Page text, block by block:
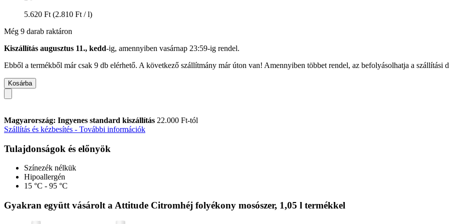
5.620 Ft (2.810 Ft / l)
Még 9 darab raktáron
Kiszállítás augusztus 11., kedd-ig, amennyiben vasárnap 23:59-ig rendel.
Ebből a termékből már csak 9 db elérhető. A következő szállítmány már úton van! Amennyiben többet rendel, az befolyásolhatja a szállítási
Kosárba
Magyarország: Ingyenes standard kiszállítás 22.000 Ft-tól
Szállítás és kézbesítés - További információk
Tulajdonságok és előnyök
Színezék nélkük
Hipoallergén
15 °C - 95 °C
Gyakran együtt vásárolt a Attitude Citromhéj folyékony mosószer, 1,05 l termékkel